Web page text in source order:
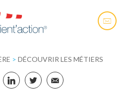
> DÉCOUVRIR LES MÉTIERS